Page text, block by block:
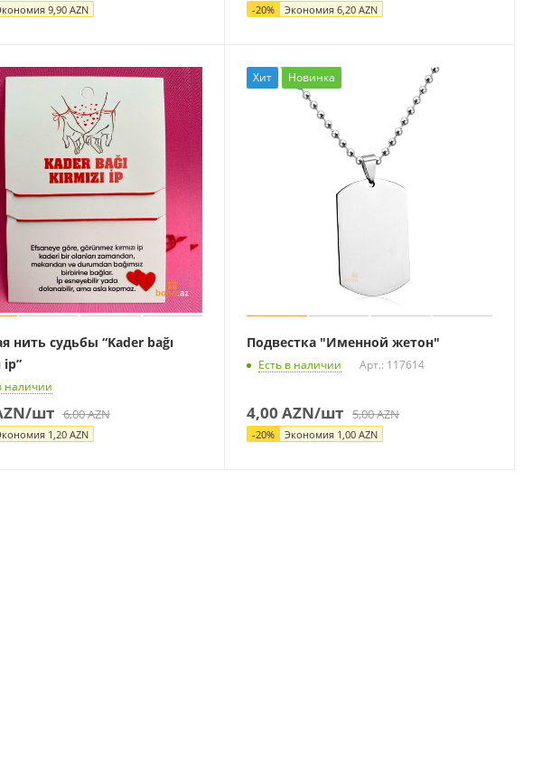
9,90AZN -20% Экономия6,20 AZN
нить судьбы “Kader bağı
ip”
наличии
/шт 6,00AZN
1,20AZN
Хит Новинка
Подвестка "Именной жетон"
Есть в наличии Арт.: 117614
4,00 AZN/шт 5,00AZN
-20% Экономия 1,00 AZN